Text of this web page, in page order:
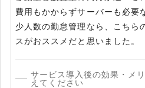
費用もかからずサーバーも必要
少人数の勤怠管理なら、こちら
スがおススメだと思いました。
サービス導入後の効果・メ
えてください